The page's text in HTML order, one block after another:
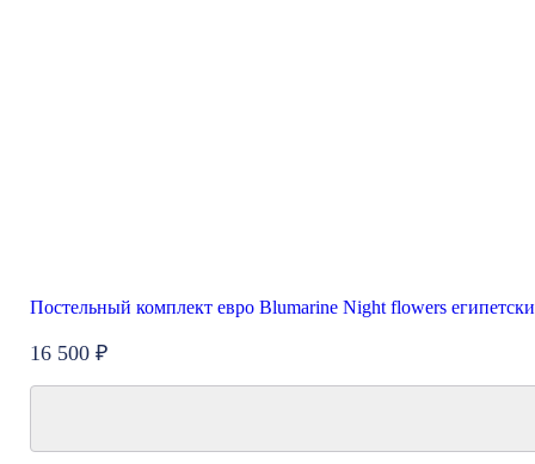
Постельный комплект евро Blumarine Night flowers
16 500 ₽